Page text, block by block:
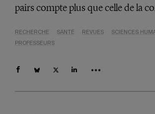
pairs compte plus que celle de la
RECHERCHE SANTÉ REVUES
SCIENCES
PROFESSEURS